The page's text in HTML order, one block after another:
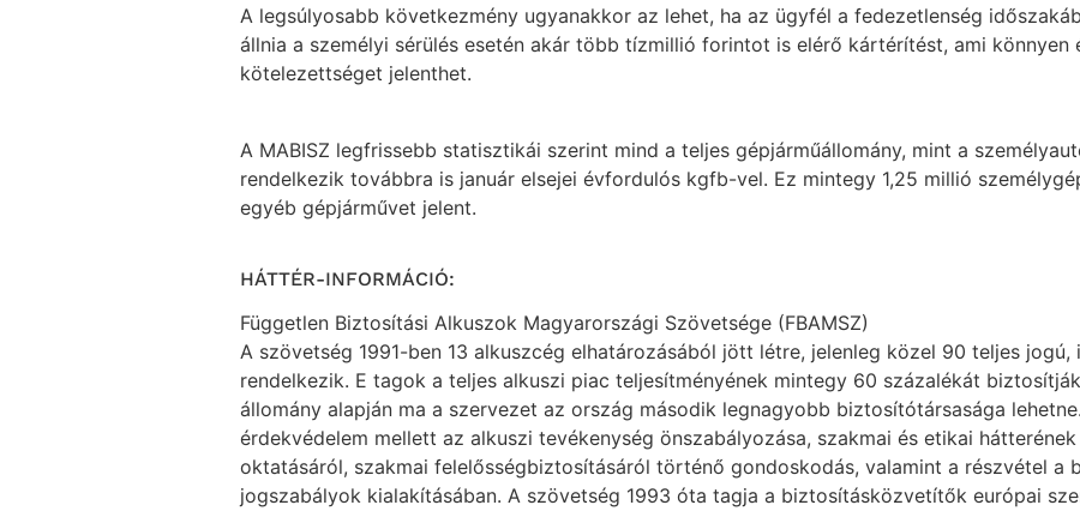
A legsúlyosabb következmény ugyanakkor az lehet, ha az ügyfél a fedezetlenség
állnia a személyi sérülés esetén akár több tízmillió forintot is elérő kártérítést, ami könnyen
kötelezettséget jelenthet.
A MABISZ legfrissebb statisztikái szerint mind a teljes gépjárműállomány, mint a
rendelkezik továbbra is január elsejei évfordulós kgfb-vel. Ez mintegy 1,25 millió
egyéb gépjárművet jelent.
HÁTTÉR-INFORMÁCIÓ:
Független Biztosítási Alkuszok Magyarországi Szövetsége (FBAMSZ)
A szövetség 1991-ben 13 alkuszcég elhatározásából jött létre, jelenleg közel 90 teljes
rendelkezik. E tagok a teljes alkuszi piac teljesítményének mintegy 60 százalékát
állomány alapján ma a szervezet az ország második legnagyobb biztosítótársasága
érdekvédelem mellett az alkuszi tevékenység önszabályozása, szakmai és etikai
oktatásáról, szakmai felelősségbiztosításáról történő gondoskodás, valamint a részvétel a
jogszabályok kialakításában. A szövetség 1993 óta tagja a biztosításközvetítők európai